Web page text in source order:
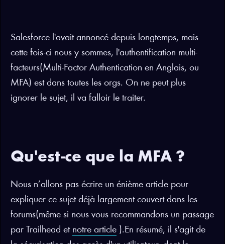
Salesforce l'avait annoncé depuis longtemps, mais
cette fois-ci nous y sommes, l'authentification multi-
facteurs(Multi-Factor Authentication en Anglais, ou
MFA) est dans toutes les orgs. On ne peut plus
ignorer le sujet, il va falloir le traiter.
Qu'est-ce que la MFA ?
Nous n’allons pas écrire un énième article pour
expliquer ce sujet déjà largement couvert dans les
forums(même si nous vous recommandons un passage
par Trailhead et notre article ).En résumé, il s'agit de